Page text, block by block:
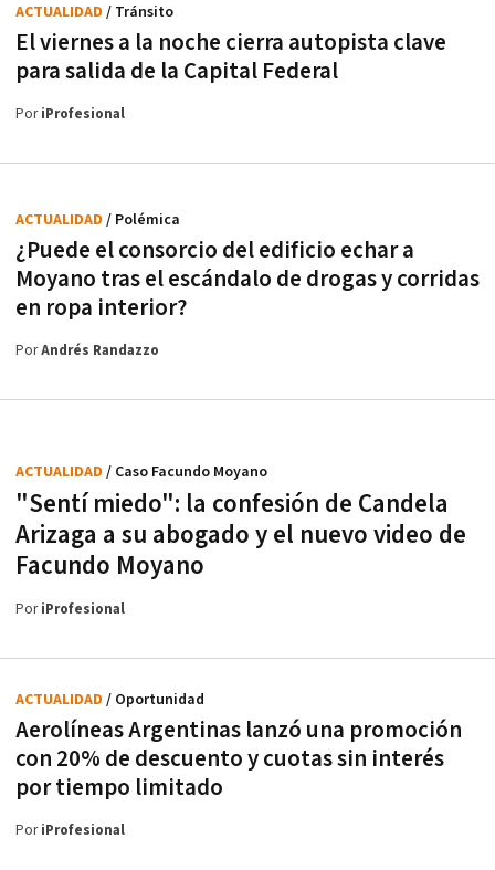
El viernes a la noche cierra autopista clave
para salida de la Capital Federal
ACTUALIDAD / Tránsito
PoriProfesional
¿Puede el consorcio del edificio echar a
Moyano tras el escándalo de drogas y corridas
en ropa interior?
ACTUALIDAD / Polémica
PorAndrés Randazzo
"Sentí miedo": la confesión de Candela
Arizaga a su abogado y el nuevo video de
Facundo Moyano
ACTUALIDAD / Caso Facundo Moyano
PoriProfesional
Aerolíneas Argentinas lanzó una promoción
con 20% de descuento y cuotas sin interés
por tiempo limitado
ACTUALIDAD / Oportunidad
PoriProfesional